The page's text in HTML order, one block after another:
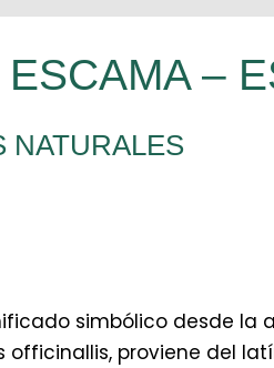
–
NATURALES
simbólico desde la
officinallis, proviene del